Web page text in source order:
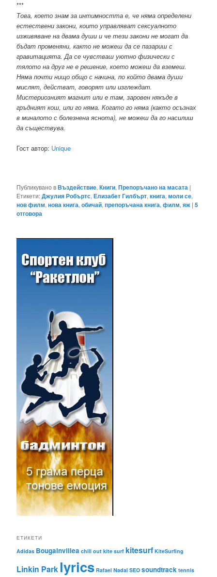
***
Това, което знам за интимността е, че няма определени
естествени закони, които управляват сексуалното
изживяване на двама души и че тези закони не могат да
бъдат променяни, както не можеш да се пазариш с
гравитацията. Да се чувстваш уютно физически с
тялото на друг не е решение, което можеш да вземеш.
Няма почти нищо общо с начина, по който двама души
мислят, действат, говорят или изглеждат.
Мистериозният магнит или е там, заровен някъде в
гръдният кош, или го няма. Когато го няма (както осъзнах
в миналото с болезнена яснота), не можеш да го насилиш
да съществува.
Гост автор: Unique
Публикувано вВъздействие,Книги,Препоръчано на масата |
Етикети:Джулия Робъртс,Елизабет Гилбърт,книга,моли се,
нов филм,нова книга,обичай,препоръчана книга,филм,яж |5
отговора
ЕТИКЕТИ
Adidas Bougainvillea chill out kite surf kitesurf KiteSurfing
Linkin Parklyrics Rafael Nadal SEO soundtrack tennis